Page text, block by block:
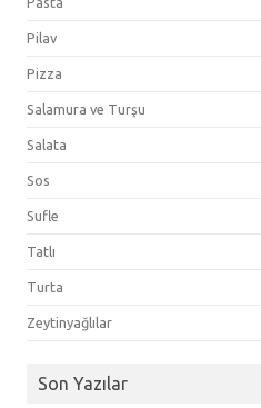
Pilav
Pizza
Salamura ve Turşu
Salata
Sos
Sufle
Tatlı
Turta
Zeytinyağlılar
Son Yazılar